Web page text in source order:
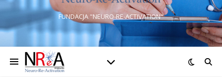
FUNDACJA "NEURO-RE-ACTIVATION"